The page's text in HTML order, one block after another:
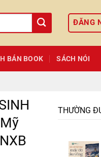
ĐĂNG
BÁN BOOK SÁCH NÓI
THƯỜNG